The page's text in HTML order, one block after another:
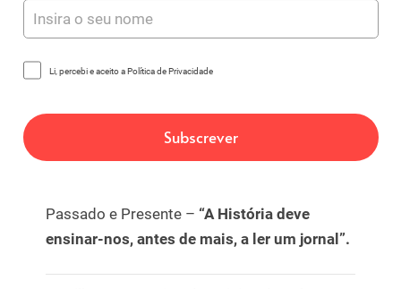
Li, percebi e aceito a Política de Privacidade
Passado e Presente – “A História deve
ensinar-nos, antes de mais, a ler um jornal”.